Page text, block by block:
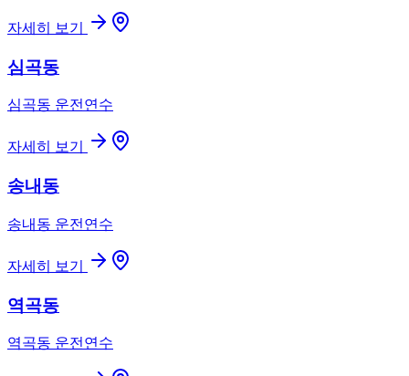
자세히 보기
심곡동
심곡동 운전연수
자세히 보기
송내동
송내동 운전연수
자세히 보기
역곡동
역곡동 운전연수